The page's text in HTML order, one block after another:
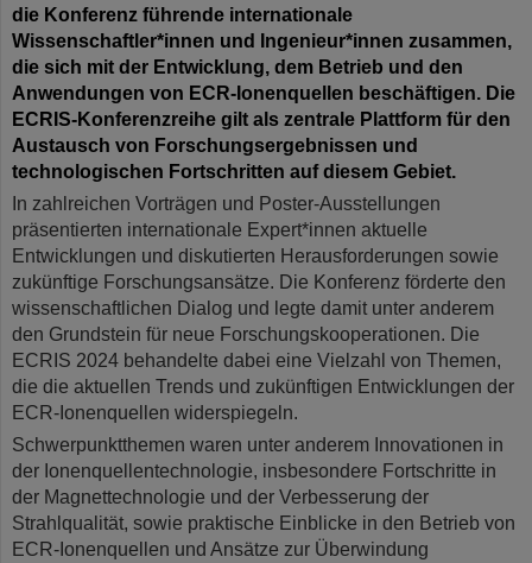
die Konferenz führende internationale
Wissenschaftler*innen und Ingenieur*innen zusammen,
die sich mit der Entwicklung, dem Betrieb und den
Anwendungen von ECR-Ionenquellen beschäftigen. Die
ECRIS-Konferenzreihe gilt als zentrale Plattform für den
Austausch von Forschungsergebnissen und
technologischen Fortschritten auf diesem Gebiet.
In zahlreichen Vorträgen und Poster-Ausstellungen
präsentierten internationale Expert*innen aktuelle
Entwicklungen und diskutierten Herausforderungen sowie
zukünftige Forschungsansätze. Die Konferenz förderte den
wissenschaftlichen Dialog und legte damit unter anderem
den Grundstein für neue Forschungskooperationen. Die
ECRIS 2024 behandelte dabei eine Vielzahl von Themen,
die die aktuellen Trends und zukünftigen Entwicklungen der
ECR-Ionenquellen widerspiegeln.
Schwerpunktthemen waren unter anderem Innovationen in
der Ionenquellentechnologie, insbesondere Fortschritte in
der Magnettechnologie und der Verbesserung der
Strahlqualität, sowie praktische Einblicke in den Betrieb von
ECR-Ionenquellen und Ansätze zur Überwindung